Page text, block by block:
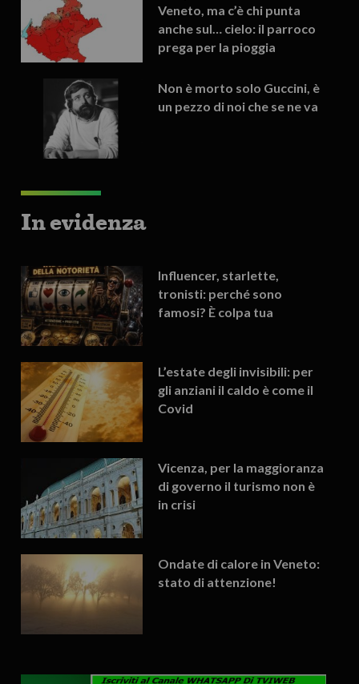
Veneto, ma c’è chi punta
anche sul… cielo: il parroco
prega per la pioggia
Non è morto solo Guccini, è
un pezzo di noi che se ne va
In evidenza
Influencer, starlette,
tronisti: perché sono
famosi? È colpa tua
L’estate degli invisibili: per
gli anziani il caldo è come il
Covid
Vicenza, per la maggioranza
di governo il turismo non è
in crisi
Ondate di calore in Veneto:
stato di attenzione!